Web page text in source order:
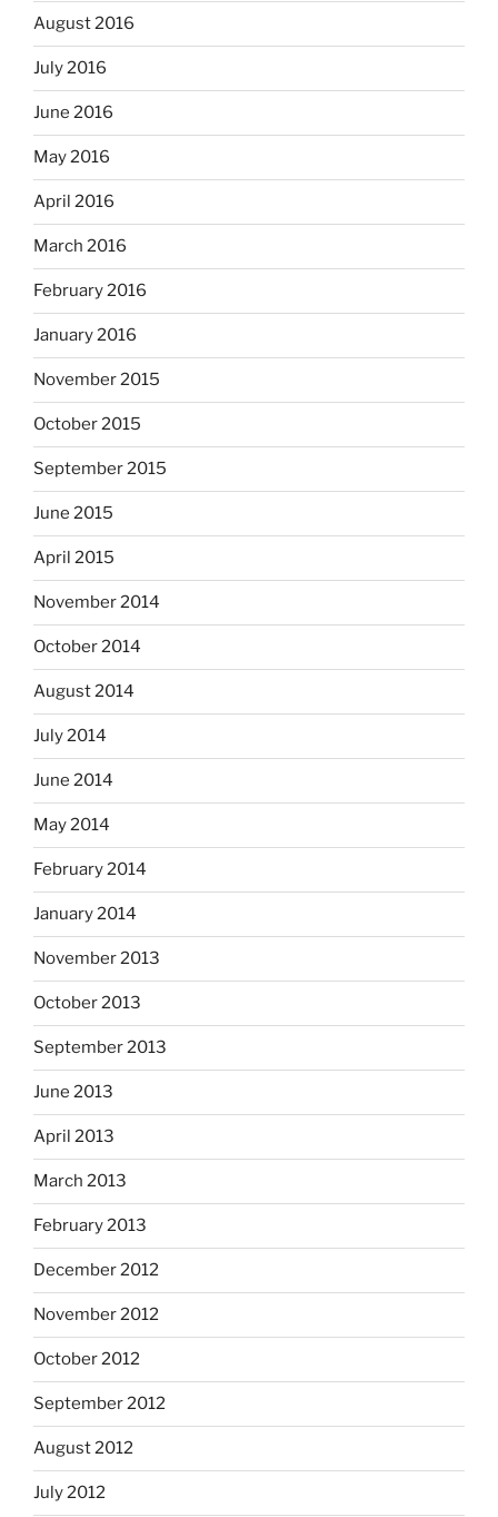
August 2016
July 2016
June 2016
May 2016
April 2016
March 2016
February 2016
January 2016
November 2015
October 2015
September 2015
June 2015
April 2015
November 2014
October 2014
August 2014
July 2014
June 2014
May 2014
February 2014
January 2014
November 2013
October 2013
September 2013
June 2013
April 2013
March 2013
February 2013
December 2012
November 2012
October 2012
September 2012
August 2012
July 2012